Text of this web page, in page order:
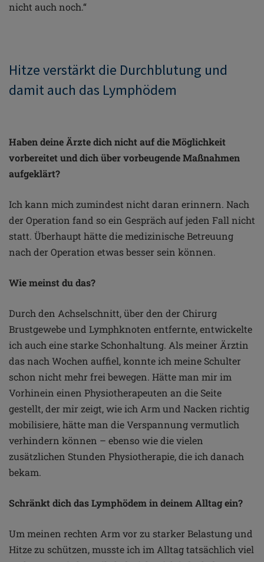
nicht auch noch.“
Hitze verstärkt die Durchblutung und
damit auch das Lymphödem
Haben deine Ärzte dich nicht auf die Möglichkeit
vorbereitet und dich über vorbeugende Maßnahmen
aufgeklärt?
Ich kann mich zumindest nicht daran erinnern. Nach
der Operation fand so ein Gespräch auf jeden Fall nicht
statt. Überhaupt hätte die medizinische Betreuung
nach der Operation etwas besser sein können.
Wie meinst du das?
Durch den Achselschnitt, über den der Chirurg
Brustgewebe und Lymphknoten entfernte, entwickelte
ich auch eine starke Schonhaltung. Als meiner Ärztin
das nach Wochen auffiel, konnte ich meine Schulter
schon nicht mehr frei bewegen. Hätte man mir im
Vorhinein einen Physiotherapeuten an die Seite
gestellt, der mir zeigt, wie ich Arm und Nacken richtig
mobilisiere, hätte man die Verspannung vermutlich
verhindern können – ebenso wie die vielen
zusätzlichen Stunden Physiotherapie, die ich danach
bekam.
Schränkt dich das Lymphödem in deinem Alltag ein?
Um meinen rechten Arm vor zu starker Belastung und
Hitze zu schützen, musste ich im Alltag tatsächlich viel